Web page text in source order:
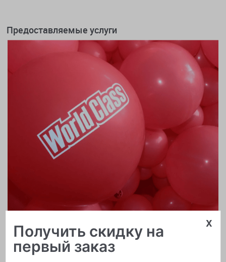
Предоставляемые услуги
Печать логотипа
x
Получить скидку на
первый заказ